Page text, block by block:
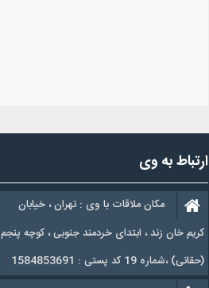
ارتباط به وی
مکان ملاقات با وی : تهران ، خیابان
کریم خان زند ، ابتدای خردمند جنوبی ، کوچه پنجم
(حقانی) ،شماره 19 کد پستی : 1584853691